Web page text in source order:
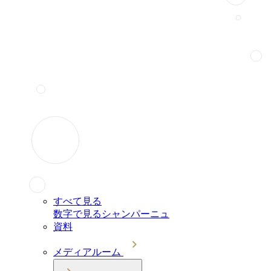
すべて見る
数字で見るシャンパーニュ
資料
メディアルーム